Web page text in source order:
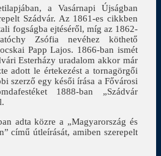
a Vasárnapi Újságban
Szádvár. Az 1861-es cikkben
fogságba ejtéséről, míg az 1862-
Zsófia nevéhez köthető
Papp Lajos. 1866-ban ismét
Esterházy uradalom akkor már
adott le értekezést a tornagörgői
szerző egy késői írása a Fővárosi
1888-ban „Szádvár
adta közre a „Magyarország és
című útleírását, amiben szerepelt